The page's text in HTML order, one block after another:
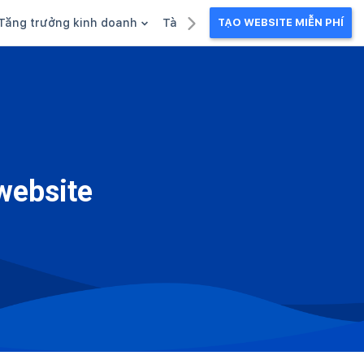
trưởng kinh doanh Tài liệu kinh doanhTẠO WEBSITE MIỄN PHÍ